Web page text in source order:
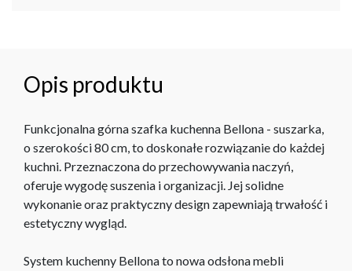
Opis produktu
Funkcjonalna górna szafka kuchenna Bellona - suszarka,
o szerokości 80 cm, to doskonałe rozwiązanie do każdej
kuchni. Przeznaczona do przechowywania naczyń,
oferuje wygodę suszenia i organizacji. Jej solidne
wykonanie oraz praktyczny design zapewniają trwałość i
estetyczny wygląd.
System kuchenny Bellona to nowa odsłona mebli